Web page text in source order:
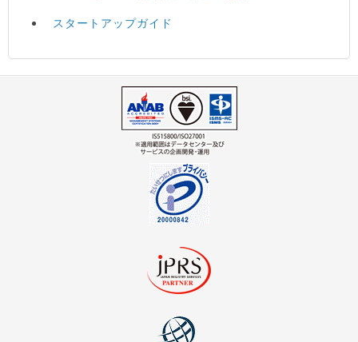
スタートアップガイド